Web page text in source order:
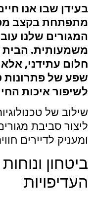
בעידן שבו אנו
מתפתחת בקצב
המגורים שלנו
משמעותית. הבית
חלום עתידני,
שפע של פתרונות
לשיפור איכות
שילוב של
ליצור סביבת
ומעניק לדיירים
ביטחון
העדיפויות